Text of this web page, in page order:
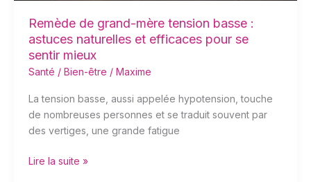
Remède de grand-mère tension basse :
astuces naturelles et efficaces pour se
sentir mieux
Santé / Bien-être / Maxime
La tension basse, aussi appelée hypotension, touche
de nombreuses personnes et se traduit souvent par
des vertiges, une grande fatigue
pour
se
sentir
mieux
Lire la suite »